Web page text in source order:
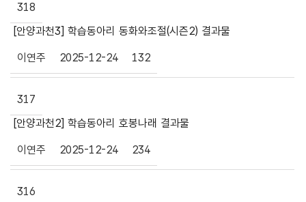
318
[안양과천3] 학습동아리 동화와조절(시즌2) 결과물
이연주 2025-12-24 132
317
[안양과천2] 학습동아리 호봉나래 결과물
이연주 2025-12-24 234
316